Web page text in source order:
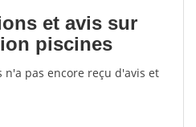
et avis sur
piscines
n'a pas encore reçu d'avis et